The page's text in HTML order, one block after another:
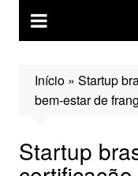
Início» Startup
bem-estar de
Startup